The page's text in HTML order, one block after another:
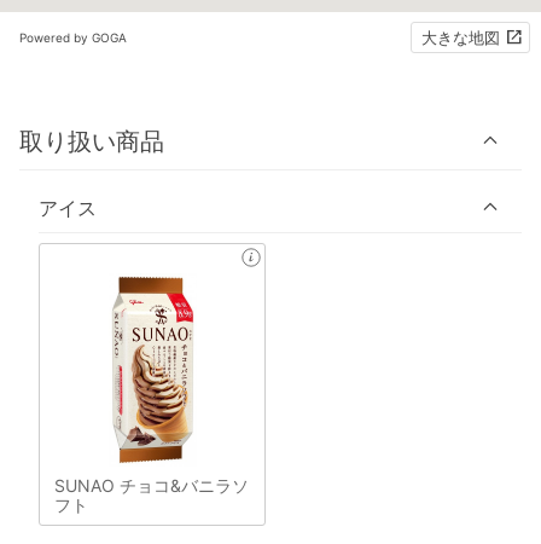
Powered by GOGA 大きな地図
取り扱い商品
アイス
SUNAO チョコ&バニラソ
フト